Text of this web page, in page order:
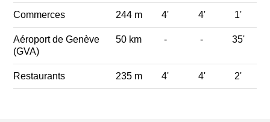
Commerces 244 m 4' 4' 1'
Aéroport de Genève
(GVA)
50 km - - 35'
Restaurants 235 m 4' 4' 2'